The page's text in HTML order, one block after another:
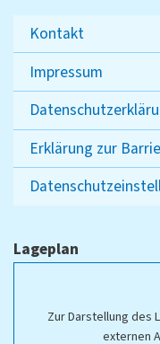
Kontakt
Impressum
Erklärung zur
Lageplan
Zur Darstellung des
externen